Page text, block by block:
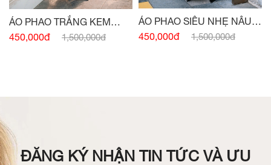
ÁO PHAO TRẮNG KEM
SIÊU NHẸ
450,000đ 1,500,000đ
ÁO PHAO SIÊU NHẸ NÂU
BÒ
450,000đ 1,500,000đ
ĐĂNG KÝ NHẬN TIN TỨC VÀ ƯU